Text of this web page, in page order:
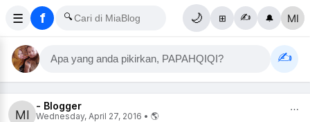
☰ f 🔍 🌙 ⊞ ✍️ 🔔
Apa yang anda pikirkan, PAPAHQIQI? ✍️
- Blogger
Wednesday, April 27, 2016 • 🌎
⋯